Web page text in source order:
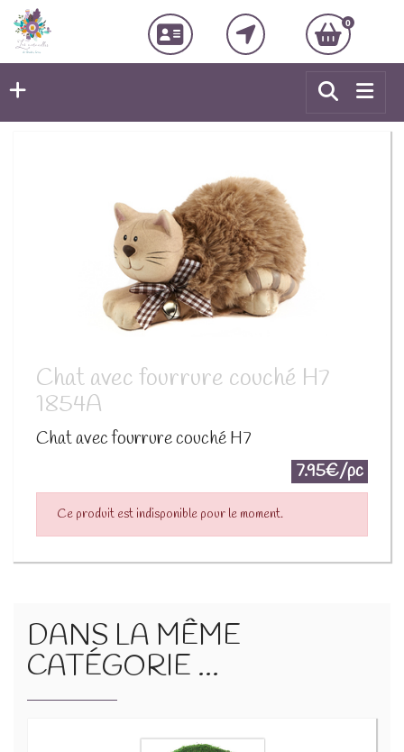
0
Chat avec fourrure couché H7
1854A
Chat avec fourrure couché H7
7.95€/pc
Ce produit est indisponible pour le moment.
DANS LA MÊME
CATÉGORIE ...